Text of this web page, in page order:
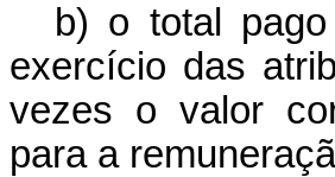
b) o total
exercício das
vezes o valor
para a